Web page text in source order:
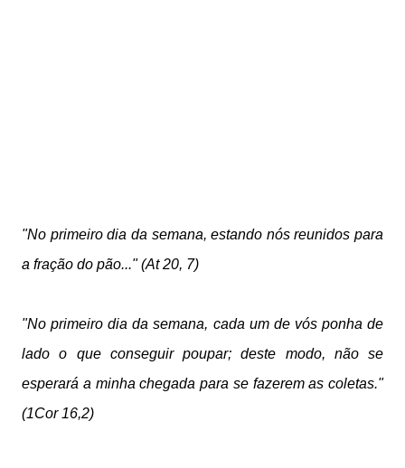
"No primeiro dia da semana, estando nós reunidos para
a fração do pão..." (At 20, 7)
"No primeiro dia da semana, cada um de vós ponha de
lado o que conseguir poupar; deste modo, não se
esperará a minha chegada para se fazerem as coletas."
(1Cor 16,2)